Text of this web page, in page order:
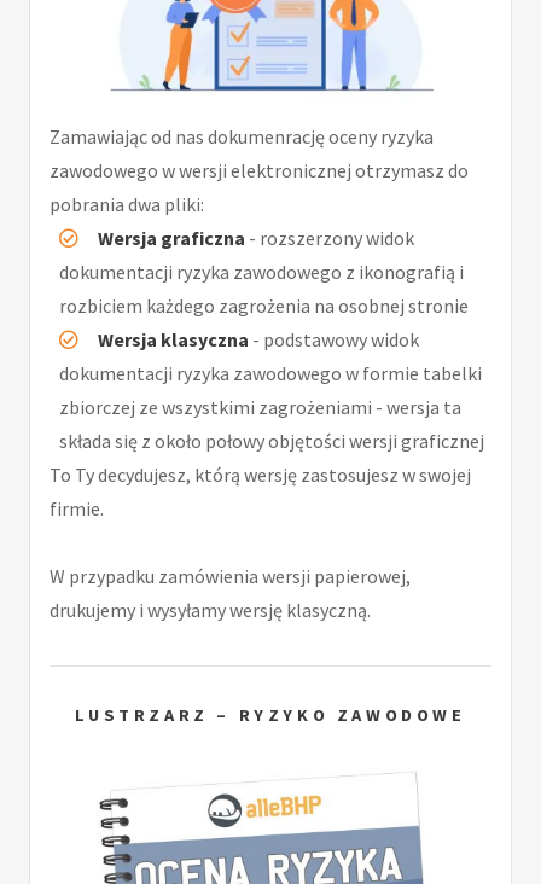
Zamawiając od nas dokumenrację oceny ryzyka
zawodowego w wersji elektronicznej otrzymasz do
pobrania dwa pliki:
Wersja graficzna - rozszerzony widok
dokumentacji ryzyka zawodowego z ikonografią i
rozbiciem każdego zagrożenia na osobnej stronie
Wersja klasyczna - podstawowy widok
dokumentacji ryzyka zawodowego w formie tabelki
zbiorczej ze wszystkimi zagrożeniami - wersja ta
składa się z około połowy objętości wersji graficznej
To Ty decydujesz, którą wersję zastosujesz w swojej
firmie.
W przypadku zamówienia wersji papierowej,
drukujemy i wysyłamy wersję klasyczną.
LUSTRZARZ – RYZYKO ZAWODOWE